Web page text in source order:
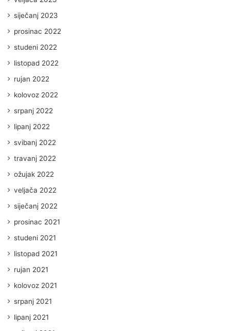
siječanj 2023
prosinac 2022
studeni 2022
listopad 2022
rujan 2022
kolovoz 2022
srpanj 2022
lipanj 2022
svibanj 2022
travanj 2022
ožujak 2022
veljača 2022
siječanj 2022
prosinac 2021
studeni 2021
listopad 2021
rujan 2021
kolovoz 2021
srpanj 2021
lipanj 2021